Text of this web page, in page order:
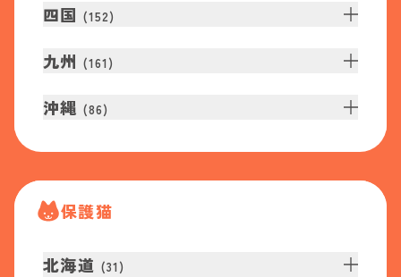
四国 (152)
九州 (161 )
沖縄 (86)
保護猫
北海道 (31 )